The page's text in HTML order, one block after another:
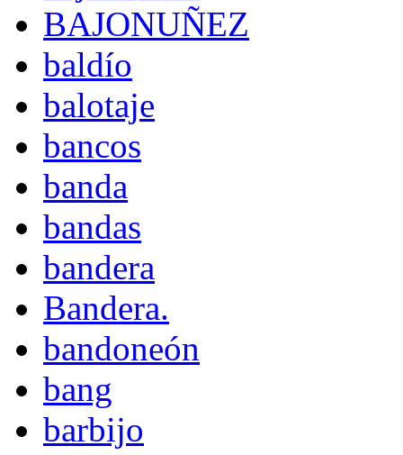
BAJONUÑEZ
baldío
balotaje
bancos
banda
bandas
bandera
Bandera.
bandoneón
bang
barbijo